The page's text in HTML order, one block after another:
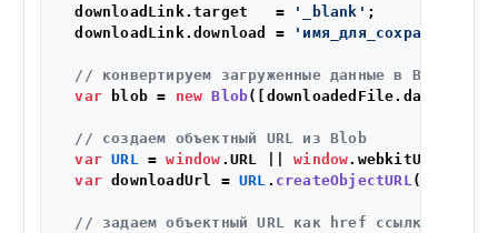
  downloadLink.
target
   =
'_blank' ;
  downloadLink.
download =
// конвертируем загруженные данные в Blob
var blob = new Blob([downloadedFile. data
// создаем объектный URL из Blob
var URL = window . URL || window. webkitURL
var downloadUrl = URL . createObjectURL (blob);
// задаем объектный URL как href ссылки